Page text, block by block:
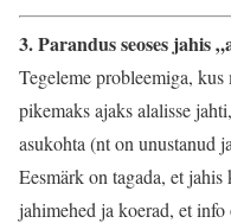
3. Parandus seoses jahis
Tegeleme probleemiga,
pikemaks ajaks alalisse
asukohta (nt on unustanud
Eesmärk on tagada, et
jahimehed ja koerad, et